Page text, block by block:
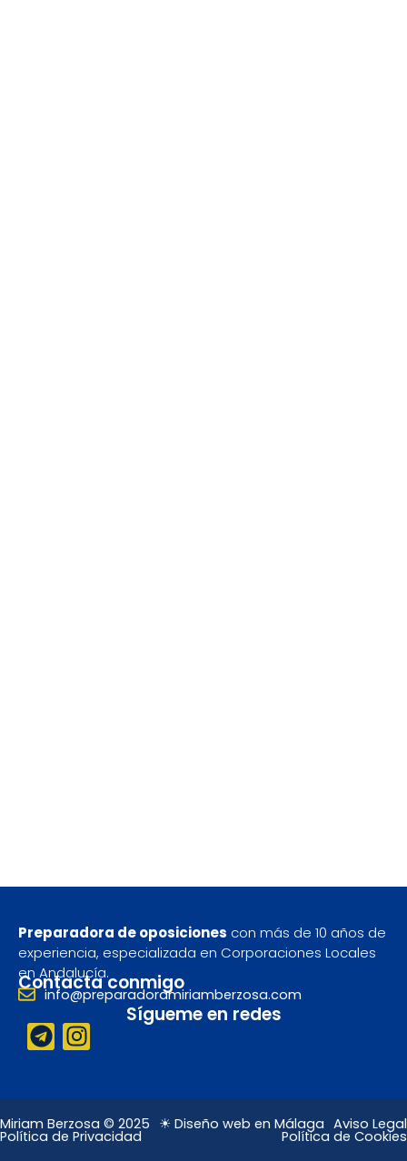
Preparadora de oposiciones con más de 10 años de
experiencia, especializada en Corporaciones Locales
en Andalucía.
Contacta conmigo
info@preparadoramiriamberzosa.com
Sígueme en redes
T
e
e
g
r
I
n
t
a
g
Miriam Berzosa © 2025 ☀ Diseño web en Málaga Aviso Legal
Política de Privacidad Política de Cookies